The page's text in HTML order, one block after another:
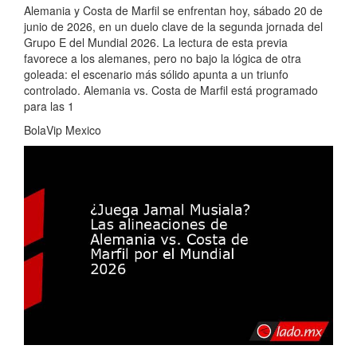
Alemania y Costa de Marfil se enfrentan hoy, sábado 20 de
junio de 2026, en un duelo clave de la segunda jornada del
Grupo E del Mundial 2026. La lectura de esta previa
favorece a los alemanes, pero no bajo la lógica de otra
goleada: el escenario más sólido apunta a un triunfo
controlado. Alemania vs. Costa de Marfil está programado
para las 1
BolaVip Mexico